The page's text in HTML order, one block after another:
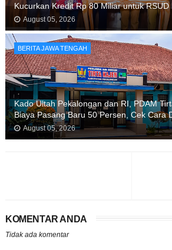
Kucurkan Kredit Rp 80 Miliar untuk RSUD
August 05, 2026
BERITA JAWA TENGAH
Kado Ultah Pekalongan dan RI, PDAM
Biaya Pasang Baru 50 Persen, Cek Cara
August 05, 2026
KOMENTAR ANDA
Tidak ada komentar